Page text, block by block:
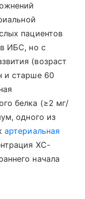
пациентов
ИБС, но с
(возраст
и старше 60
белка (≥2 мг/
одного из
артериальная
ХС-
начала